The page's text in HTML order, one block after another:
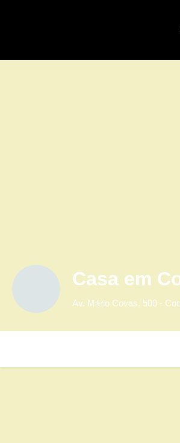
Casa em
Av. Mário Covas, 500 -